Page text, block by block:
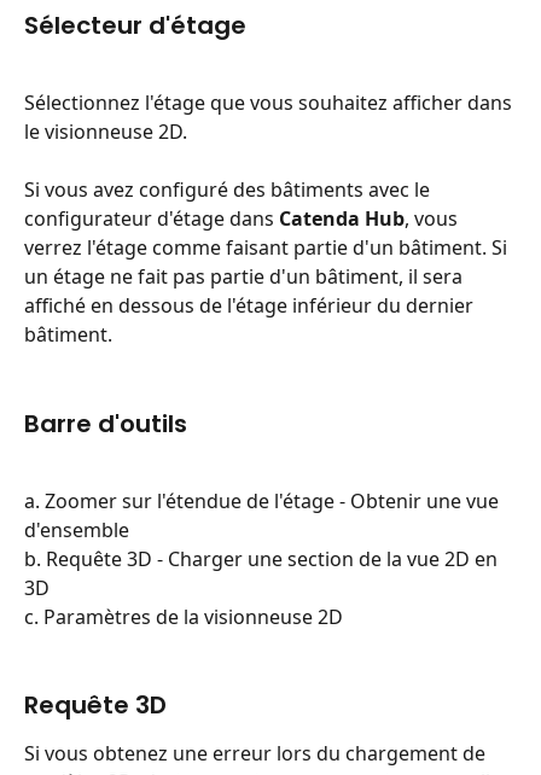
Sélecteur d'étage
Sélectionnez l'étage que vous souhaitez afficher dans
le visionneuse 2D.
Si vous avez configuré des bâtiments avec le
configurateur d'étage dans Catenda Hub, vous
verrez l'étage comme faisant partie d'un bâtiment. Si
un étage ne fait pas partie d'un bâtiment, il sera
affiché en dessous de l'étage inférieur du dernier
bâtiment.
Barre d'outils
a. Zoomer sur l'étendue de l'étage - Obtenir une vue
d'ensemble
b. Requête 3D - Charger une section de la vue 2D en
3D
c. Paramètres de la visionneuse 2D
Requête 3D
Si vous obtenez une erreur lors du chargement de